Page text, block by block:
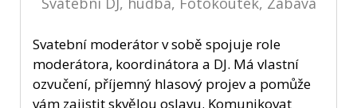
Svatební moderátor v sobě spojuje role
moderátora, koordinátora a DJ. Má vlastní
ozvučení, příjemný hlasový projev a pomůže
vám zajistit skvělou oslavu. Komunikovat